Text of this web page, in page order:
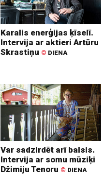
Karalis enerģijas ķīselī.
Intervija ar aktieri Artūru
Skrastiņu © DIENA
Var sadzirdēt arī balsis.
Intervija ar somu mūziķi
Džimiju Tenoru © DIENA